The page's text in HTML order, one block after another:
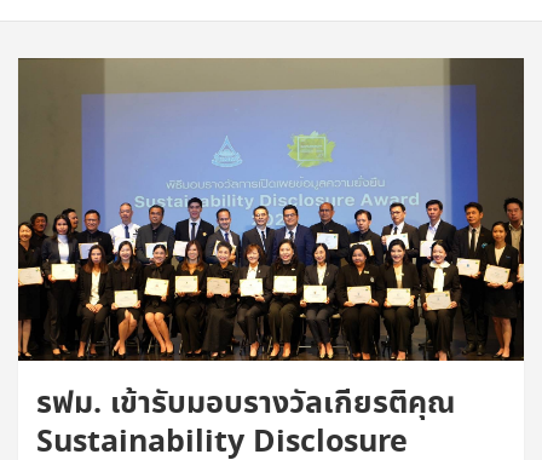
รฟม. เข้ารับมอบรางวัลเกียรติคุณ
Sustainability Disclosure